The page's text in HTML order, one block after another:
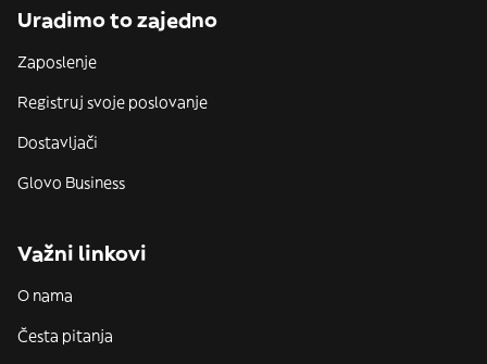
Uradimo to zajedno
Zaposlenje
Registruj svoje poslovanje
Dostavljači
Glovo Business
Važni linkovi
O nama
Česta pitanja